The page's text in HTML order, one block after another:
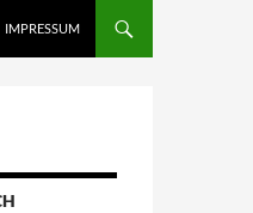
IMPRESSUM